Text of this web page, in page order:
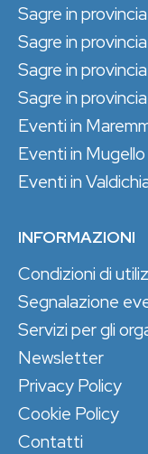
Sagre in
Sagre in
Sagre in
Sagre in
Eventi in
Eventi in Mugello
Eventi in
INFORMAZIONI
Condizioni di
Segnalazione
Servizi per gli
Newsletter
Privacy Policy
Cookie Policy
Contatti